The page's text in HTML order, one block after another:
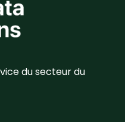
du secteur du